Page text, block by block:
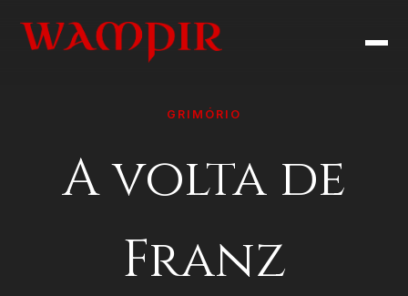
GRIMÓRIO
A volta de
Franz